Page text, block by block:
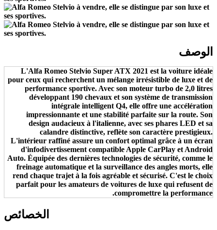
الوصف
L'Alfa Romeo Stelvio Super ATX 2021 est la voiture idéale
pour ceux qui recherchent un mélange irrésistible de luxe et de
performance sportive. Avec son moteur turbo de 2,0 litres
développant 190 chevaux et son système de transmission
intégrale intelligent Q4, elle offre une accélération
impressionnante et une stabilité parfaite sur la route. Son
design audacieux à l'italienne, avec ses phares LED et sa
calandre distinctive, reflète son caractère prestigieux.
L'intérieur raffiné assure un confort optimal grâce à un écran
d'infodivertissement compatible Apple CarPlay et Android
Auto. Équipée des dernières technologies de sécurité, comme le
freinage automatique et la surveillance des angles morts, elle
rend chaque trajet à la fois agréable et sécurisé. C'est le choix
parfait pour les amateurs de voitures de luxe qui refusent de
compromettre la performance.
الخصائص